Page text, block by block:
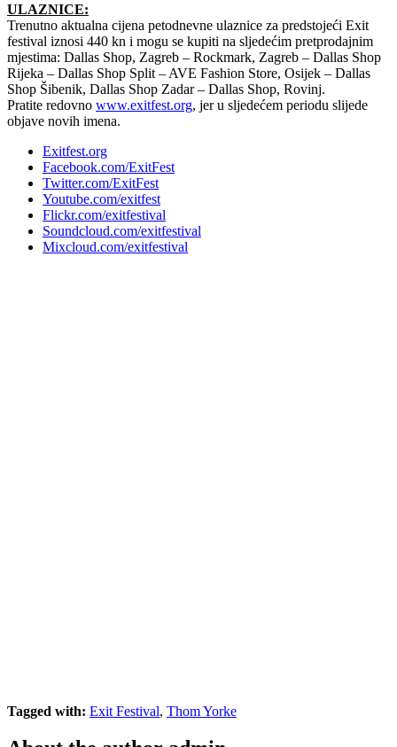
ULAZNICE:
Trenutno aktualna cijena petodnevne ulaznice za predstojeći Exit
festival iznosi 440 kn i mogu se kupiti na sljedećim pretprodajnim
mjestima: Dallas Shop, Zagreb – Rockmark, Zagreb – Dallas Shop
Rijeka – Dallas Shop Split – AVE Fashion Store, Osijek – Dallas
Shop Šibenik, Dallas Shop Zadar – Dallas Shop, Rovinj.
Pratite redovno www.exitfest.org, jer u sljedećem periodu slijede
objave novih imena.
Exitfest.org
Facebook.com/ExitFest
Twitter.com/ExitFest
Youtube.com/exitfest
Flickr.com/exitfestival
Soundcloud.com/exitfestival
Mixcloud.com/exitfestival
Tagged with: Exit Festival, Thom Yorke